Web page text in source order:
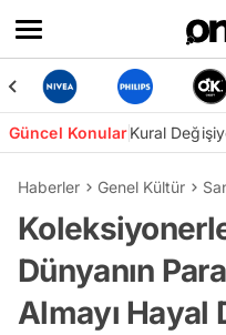
Güncel KonularKural
Haberler Genel Kültür
Dünyanın
Almayı Hayal